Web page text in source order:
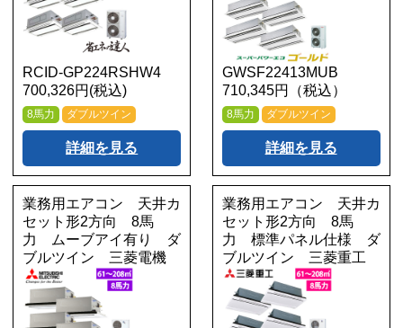
RCID-GP224RSHW4
700,326円(税込)
8馬力 ダブルツイン
詳細を見る
GWSF22413MUB
710,345円（税込）
8馬力 ダブルツイン
詳細を見る
業務用エアコン 天井カ
セット形2方向 8馬
力 ムーブアイ有り ダ
ブルツイン 三菱電機
業務用エアコン 天井カ
セット形2方向 8馬
力 標準パネル仕様 ダ
ブルツイン 三菱重工